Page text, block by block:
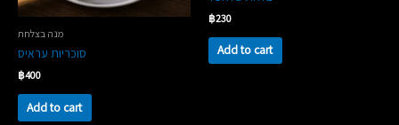
฿230
Add to cart
מנה בצלחת
סוכריות עראיס
฿400
Add to cart